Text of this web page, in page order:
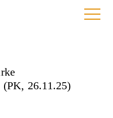
26.11.25)